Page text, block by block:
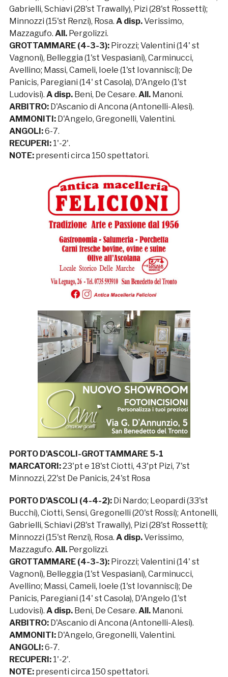
Gabrielli, Schiavi (28'st Trawally), Pizi (28'st Rossetti);
Minnozzi (15'st Renzi), Rosa. A disp.Verissimo,
Mazzagufo. All. Pergolizzi.
GROTTAMMARE (4-3-3):Pirozzi; Valentini (14' st
Vagnoni), Belleggia (1'st Vespasiani), Carminucci,
Avellino; Massi, Cameli, Ioele (1'st Iovannisci); De
Panicis, Paregiani (14' st Casola), D'Angelo (1'st
Ludovisi). A disp. Beni, De Cesare. All.Manoni.
ARBITRO:D'Ascanio di Ancona (Antonelli-Alesi).
AMMONITI: D'Angelo, Gregonelli, Valentini.
ANGOLI:6-7.
RECUPERI:1'-2'.
NOTE:presenti circa 150 spettatori.
PORTO D'ASCOLI-GROTTAMMARE 5-1
MARCATORI:23'pt e 18'st Ciotti, 43'pt Pizi, 7'st
Minnozzi, 22'st De Panicis, 24'st Rosa
PORTO D'ASCOLI (4-4-2):Di Nardo; Leopardi (33'st
Bucchi), Ciotti, Sensi, Gregonelli (20'st Rossi); Antonelli,
Gabrielli, Schiavi (28'st Trawally), Pizi (28'st Rossetti);
Minnozzi (15'st Renzi), Rosa. A disp.Verissimo,
Mazzagufo. All. Pergolizzi.
GROTTAMMARE (4-3-3):Pirozzi; Valentini (14' st
Vagnoni), Belleggia (1'st Vespasiani), Carminucci,
Avellino; Massi, Cameli, Ioele (1'st Iovannisci); De
Panicis, Paregiani (14' st Casola), D'Angelo (1'st
Ludovisi). A disp. Beni, De Cesare. All.Manoni.
ARBITRO:D'Ascanio di Ancona (Antonelli-Alesi).
AMMONITI: D'Angelo, Gregonelli, Valentini.
ANGOLI:6-7.
RECUPERI:1'-2'.
NOTE:presenti circa 150 spettatori.